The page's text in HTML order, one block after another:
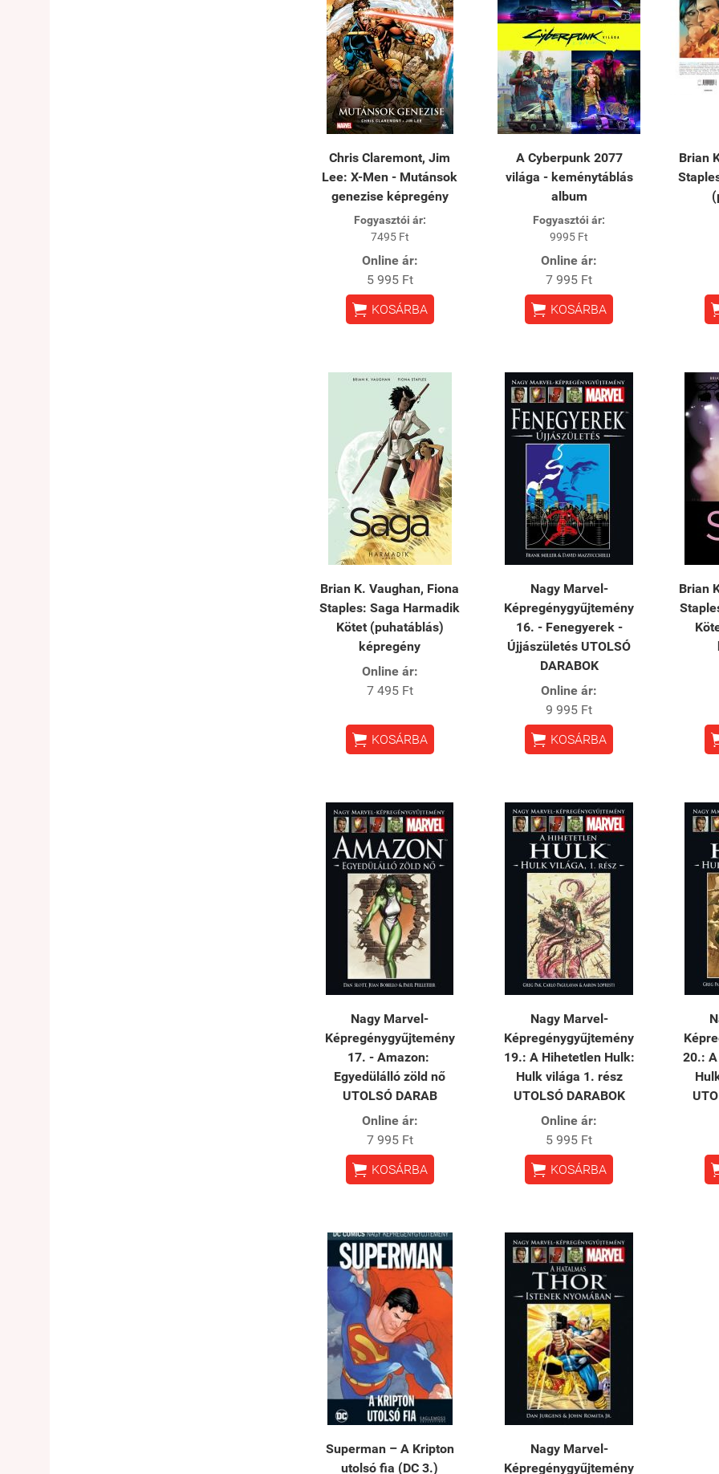
Chris Claremont, Jim
Lee: X-Men - Mutánsok
genezise képregény
Fogyasztói ár:
7495 Ft
Online ár:
5 995 Ft
 KOSÁRBA
A Cyberpunk 2077
világa - keménytáblás
album
Fogyasztói ár:
9995 Ft
Online ár:
7 995 Ft
 KOSÁRBA
Brian
Brian K. Vaughan, Fiona
Staples: Saga Harmadik
Kötet (puhatáblás)
képregény
Online ár:
7 495 Ft
 KOSÁRBA
Nagy Marvel-
Képregénygyűjtemény
16. - Fenegyerek -
Újjászületés UTOLSÓ
DARABOK
Online ár:
9 995 Ft
 KOSÁRBA
Brian
Nagy Marvel-
Képregénygyűjtemény
17. - Amazon: ​
Egyedülálló zöld nő
UTOLSÓ DARAB
Online ár:
7 995 Ft
 KOSÁRBA
Nagy Marvel-
Képregénygyűjtemény
19.: A Hihetetlen Hulk:
Hulk világa 1. rész
UTOLSÓ DARABOK
Online ár:
5 995 Ft
 KOSÁRBA
20.:
Superman – A Kripton
utolsó fia (DC 3.)
Nagy Marvel-
Képregénygyűjtemény